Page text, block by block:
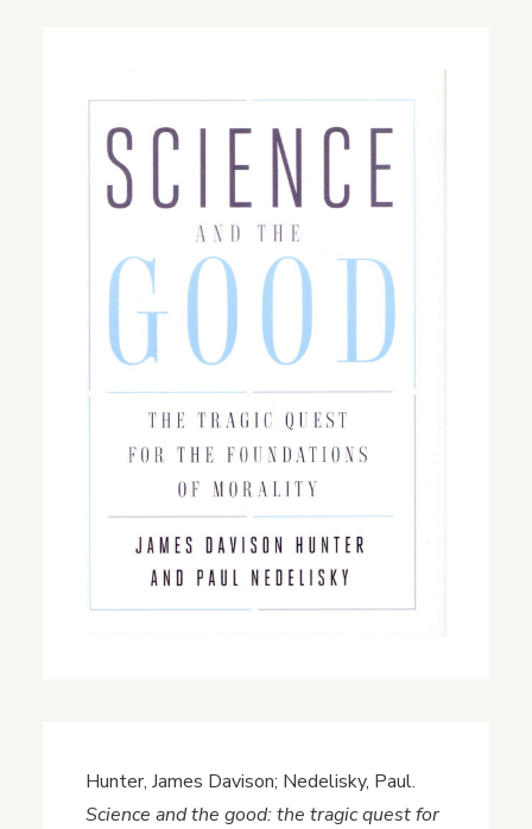
Hunter, James Davison; Nedelisky, Paul.
Science and the good: the tragic quest for